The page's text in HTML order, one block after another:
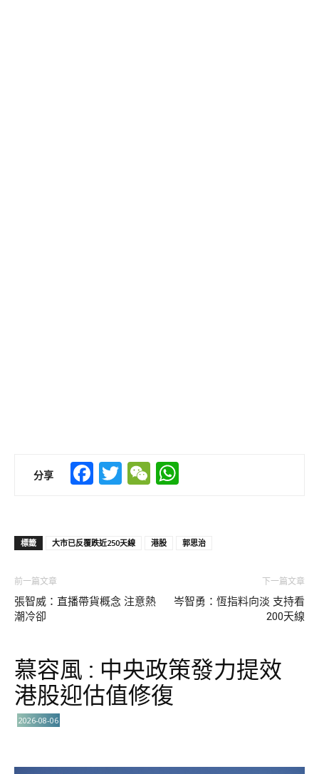
分享 Facebook
TwitterWeChat
標籤 大市已反覆跌近250天線 港股 郭思治
前一篇文章
張智威：直播帶貨概念 注意熱
潮冷卻
下一篇文章
岑智勇：恆指料向淡 支持看
200天線
慕容風 : 中央政策發力提效
港股迎估值修復
2026-08-06